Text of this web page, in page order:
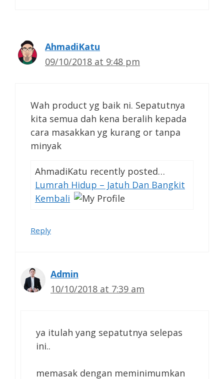
AhmadiKatu
09/10/2018 at 9:48 pm
Wah product yg baik ni. Sepatutnya
kita semua dah kena beralih kepada
cara masakkan yg kurang or tanpa
minyak
AhmadiKatu recently posted…
Lumrah Hidup – Jatuh Dan Bangkit
Kembali
Reply
Admin
10/10/2018 at 7:39 am
ya itulah yang sepatutnya selepas
ini..
memasak dengan meminimumkan